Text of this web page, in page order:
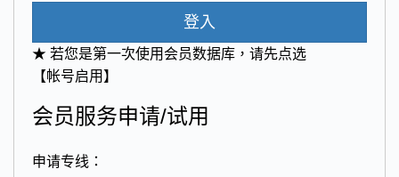
登入
★ 若您是第一次使用会员数据库，请先点选
【帐号启用】
会员服务申请/试用
申请专线：